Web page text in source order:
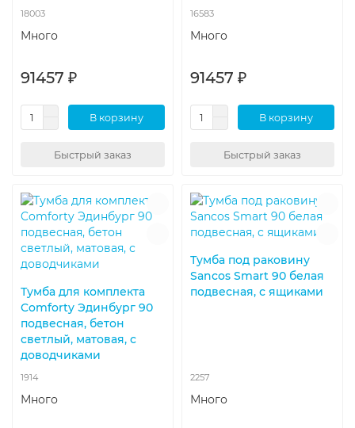
18003
Много
91457 ₽
В корзину
Быстрый заказ
16583
Много
91457 ₽
В корзину
Быстрый заказ
Тумба для комплекта
Comforty Эдинбург 90
подвесная, бетон
светлый, матовая, с
доводчиками
1914
Много
Тумба под раковину
Sancos Smart 90 белая
подвесная, с ящиками
2257
Много